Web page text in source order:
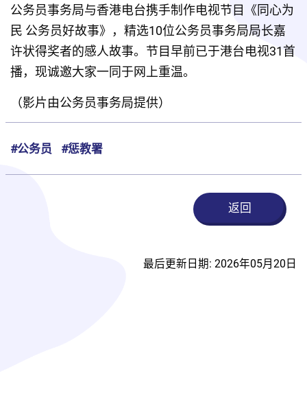
公务员事务局与香港电台携手制作电视节目《同心为
民 公务员好故事》，精选10位公务员事务局局长嘉
许状得奖者的感人故事。节目早前已于港台电视31首
播，现诚邀大家一同于网上重温。
（影片由公务员事务局提供）
#公务员 #惩教署
返回
最后更新日期: 2026年05月20日